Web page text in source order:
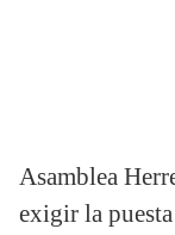
Asamblea
exigir la